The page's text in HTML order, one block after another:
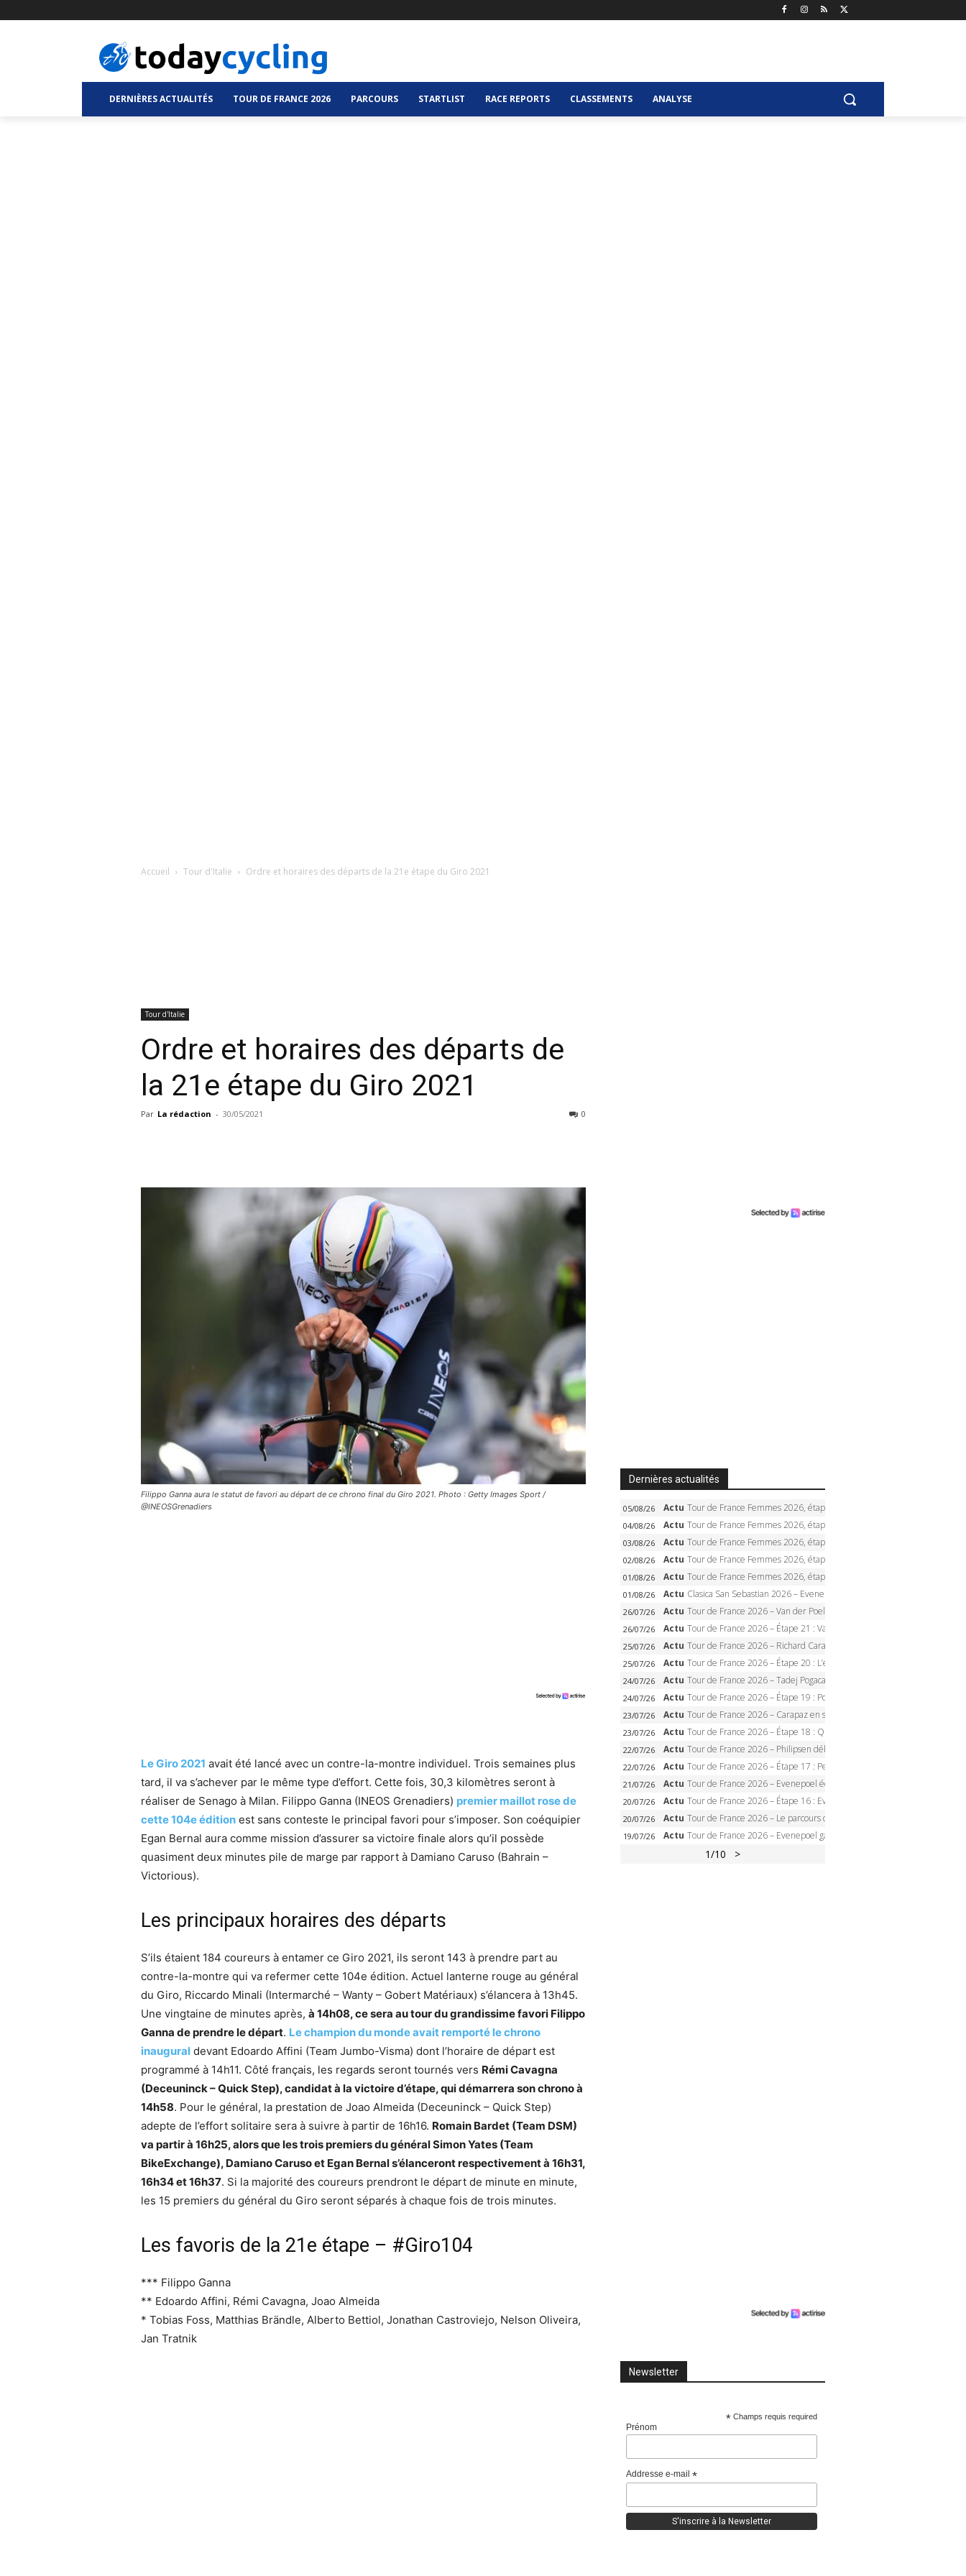
DERNIÈRES ACTUALITÉS TOUR DE FRANCE 2026 PARCOURS STARTLIST RACE REPORTS CLASSEMENTS ANALYSE
Accueil Tour d'Italie Ordre et horaires des départs de la 21e étape du Giro 2021
Tour d'Italie
Ordre et horaires des départs de
la 21e étape du Giro 2021
Par La rédaction - 30/05/2021 0
Filippo Ganna aura le statut de favori au départ de ce chrono final du Giro 2021. Photo : Getty Images Sport /
@INEOSGrenadiers
Le Giro 2021 avait été lancé avec un contre-la-montre individuel. Trois semaines plus
tard, il va s’achever par le même type d’effort. Cette fois, 30,3 kilomètres seront à
réaliser de Senago à Milan. Filippo Ganna (INEOS Grenadiers) premier maillot rose de
cette 104e édition est sans conteste le principal favori pour s’imposer. Son coéquipier
Egan Bernal aura comme mission d’assurer sa victoire finale alors qu’il possède
quasiment deux minutes pile de marge par rapport à Damiano Caruso (Bahrain –
Victorious).
Les principaux horaires des départs
S’ils étaient 184 coureurs à entamer ce Giro 2021, ils seront 143 à prendre part au
contre-la-montre qui va refermer cette 104e édition. Actuel lanterne rouge au général
du Giro, Riccardo Minali (Intermarché – Wanty – Gobert Matériaux) s’élancera à 13h45.
Une vingtaine de minutes après, à 14h08, ce sera au tour du grandissime favori Filippo
Ganna de prendre le départ. Le champion du monde avait remporté le chrono
inaugural devant Edoardo Affini (Team Jumbo-Visma) dont l’horaire de départ est
programmé à 14h11. Côté français, les regards seront tournés vers Rémi Cavagna
(Deceuninck – Quick Step), candidat à la victoire d’étape, qui démarrera son chrono à
14h58. Pour le général, la prestation de Joao Almeida (Deceuninck – Quick Step)
adepte de l’effort solitaire sera à suivre à partir de 16h16. Romain Bardet (Team DSM)
va partir à 16h25, alors que les trois premiers du général Simon Yates (Team
BikeExchange), Damiano Caruso et Egan Bernal s’élanceront respectivement à 16h31,
16h34 et 16h37. Si la majorité des coureurs prendront le départ de minute en minute,
les 15 premiers du général du Giro seront séparés à chaque fois de trois minutes.
Les favoris de la 21e étape – #Giro104
*** Filippo Ganna
** Edoardo Affini, Rémi Cavagna, Joao Almeida
* Tobias Foss, Matthias Brändle, Alberto Bettiol, Jonathan Castroviejo, Nelson Oliveira,
Jan Tratnik
Dernières actualités
05/08/26 Actu Tour de France Femmes 2026, étape 5 – Demi Vollering gagne à Belleville, Reusser en jaune, Ferrand-Prévot coule
04/08/26 Actu Tour de France Femmes 2026, étape 4 – Marlen Reusser écrase le chrono, Ferrand-Prévot en crise
03/08/26 Actu Tour de France Femmes 2026, étape 3 – Sigrid Haugset en solitaire, 88 km d’échappée, maillot jaune
02/08/26 Actu Tour de France Femmes 2026, étape 2 – Lorena Wiebes doublé à Genève, Markus héroïque, 7e record
01/08/26 Actu Tour de France Femmes 2026, étape 1 – Lorena Wiebes intouchable à Lausanne, premier maillot jaune
01/08/26 Actu Clasica San Sebastian 2026 – Evenepoel recordman, 4e victoire, Carapaz battu au sprint
26/07/26 Actu Tour de France 2026 – Van der Poel monumental à Paris, Pogacar égale le record des cinq sacres
26/07/26 Actu Tour de France 2026 – Étape 21 : Van der Poel, Pogacar, qui succédera à Wout van Aert sur les Champs-Elysées ?
25/07/26 Actu Tour de France 2026 – Richard Carapaz roi des Alpes, doublé et maillot à pois, Seixas perd le podium
25/07/26 Actu Tour de France 2026 – Étape 20 : L’étape reine, Galibier, Sarenne, Alpe d’Huez, qui succédera à Pogacar ?
24/07/26 Actu Tour de France 2026 – Tadej Pogacar dompte l’Alpe d’Huez, 5e victoire, record de Pantani pulvérisé
24/07/26 Actu Tour de France 2026 – Étape 19 : Pogacar peut-il enfin dompter l’Alpe d’Huez ?
23/07/26 Actu Tour de France 2026 – Carapaz en solitaire à Orcières-Merlette, Paret-Peintre à un point du maillot à pois
23/07/26 Actu Tour de France 2026 – Étape 18 : Qui domptera Orcières-Merlette, première marche vers l’Alpe d’Huez ?
22/07/26 Actu Tour de France 2026 – Philipsen débloque son compteur à Voiron, Pedersen en danger pour le maillot vert
22/07/26 Actu Tour de France 2026 – Étape 17 : Pedersen peut-il verrouiller le maillot vert à Voiron ?
21/07/26 Actu Tour de France 2026 – Evenepoel écrase le chrono d’Évian, Seixas 4e, Lipowitz abandonne
20/07/26 Actu Tour de France 2026 – Étape 16 : Evenepoel, Pogacar, Ganna… qui domptera le chrono d’Évian pour redessiner le podium ?
20/07/26 Actu Tour de France 2026 – Le parcours officiel complet : 21 étapes, profils, carte et dates
19/07/26 Actu Tour de France 2026 – Evenepoel gagne à Solaison, Vingegaard abandonne, Pogacar toujours en jaune
1/10 >
Newsletter
*Champs requis required
Prénom
Addresse e-mail*